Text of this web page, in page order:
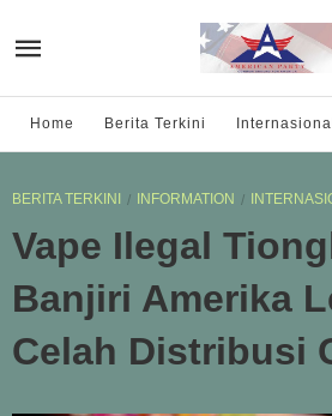
Home Berita Terkini Internasional
BERITA TERKINI INFORMATION
Vape Ilegal
Banjiri Amerika
Celah Distribusi